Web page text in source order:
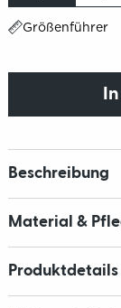
Größenführer
Beschreibung
Material &
Produktdetails